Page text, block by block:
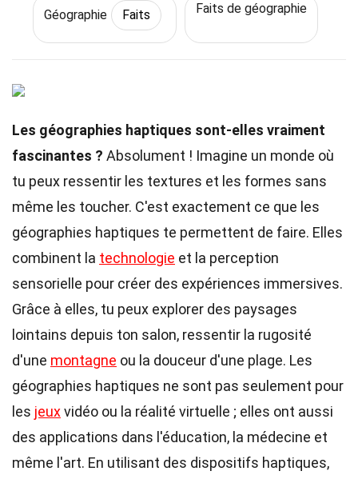
Géographie Faits Faits de géographie
Les géographies haptiques sont-elles vraiment
fascinantes ? Absolument ! Imagine un monde où
tu peux ressentir les textures et les formes sans
même les toucher. C'est exactement ce que les
géographies haptiques te permettent de faire. Elles
combinent la technologie et la perception
sensorielle pour créer des expériences immersives.
Grâce à elles, tu peux explorer des paysages
lointains depuis ton salon, ressentir la rugosité
d'une montagne ou la douceur d'une plage. Les
géographies haptiques ne sont pas seulement pour
les jeuxvidéo ou la réalité virtuelle ; elles ont aussi
des applications dans l'éducation, la médecine et
même l'art. En utilisant des dispositifs haptiques,